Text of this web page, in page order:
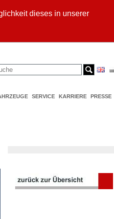
dieses in unserer
SERVICE KARRIERE PRESSE